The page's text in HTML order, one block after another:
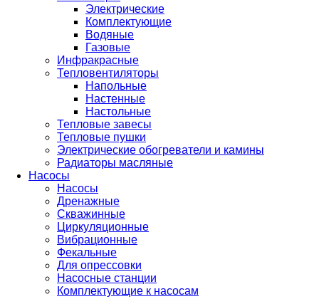
Электрические
Комплектующие
Водяные
Газовые
Инфракрасные
Тепловентиляторы
Напольные
Настенные
Настольные
Тепловые завесы
Тепловые пушки
Электрические обогреватели и камины
Радиаторы масляные
Насосы
Насосы
Дренажные
Скважинные
Циркуляционные
Вибрационные
Фекальные
Для опрессовки
Насосные станции
Комплектующие к насосам